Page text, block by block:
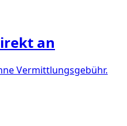
an
Vermittlungsgebühr.